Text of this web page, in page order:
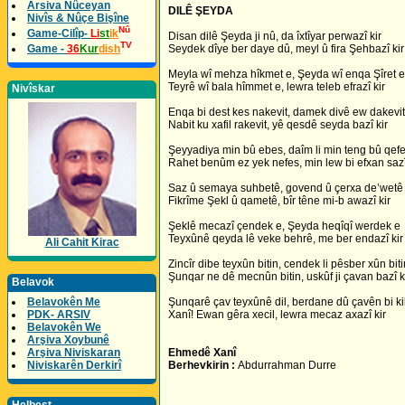
Arsiva Nûceyan
Nivîs & Nûçe Bişîne
Game-Cilîp- ListikNû
Game - 36KurdishTV
Nivîskar
Ali Cahit Kirac
Belavok
Belavokên Me
PDK- ARSIV
Belavokên We
Arşiva Xoybunê
Arşiva Niviskaran
Niviskarên Derkirî
DILÊ ŞEYDA
Disan dilê Şeyda ji nû, da îxtîyar perwazî kir
Seydek dîye ber daye dû, meyl û fira Şehbazî kir
Meyla wî mehza hîkmet e, Şeyda wî enqa Şîret e
Teyrê wî bala hîmmet e, lewra teleb efrazî kir
Enqa bi dest kes nakevit, damek divê ew dakevit
Nabit ku xafil rakevit, yê qesdê seyda bazî kir
Şeyyadiya min bû ebes, daîm li min teng bû
Rahet benûm ez yek nefes, min lew bi efxan
Saz û semaya suhbetê, govend û çerxa de’wetê
Fikrîme Şekl û qametê, bîr têne mi-b awazî kir
Şeklê mecazî çendek e, Şeyda heqîqî werdek e
Teyxûnê qeyda lê veke behrê, me ber endazî kir
Zincîr dibe teyxûn bitin, cendek li pêsber xûn
Şunqar ne dê mecnûn bitin, uskûf ji çavan bazî
Şunqarê çav teyxûnê dil, berdane dû çavên bi kil
Xanî! Ewan gêra xecil, lewra mecaz axazî kir
Ehmedê Xanî
Berhevkirin : Abdurrahman Durre